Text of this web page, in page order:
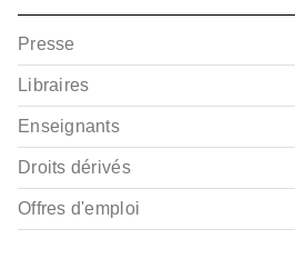
Presse
Libraires
Enseignants
Droits dérivés
Offres d'emploi